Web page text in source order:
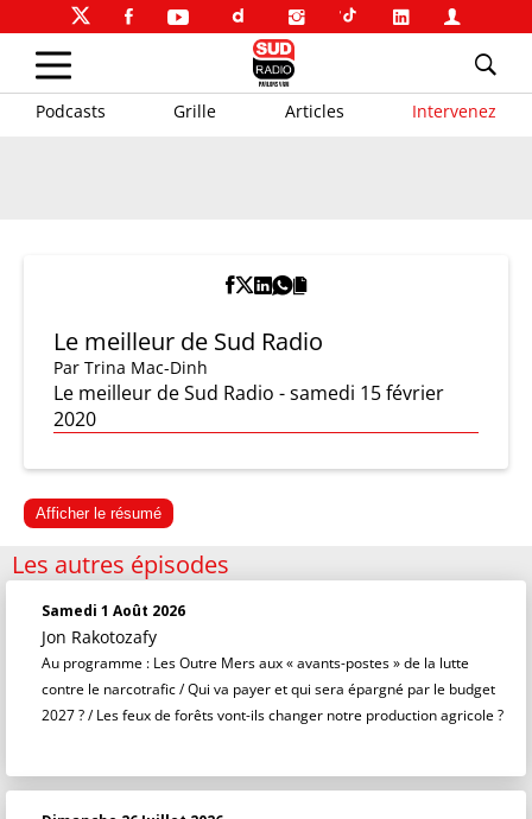
Podcasts Grille Articles Intervenez
Le meilleur de Sud Radio
Par Trina Mac-Dinh
Le meilleur de Sud Radio - samedi 15 février
2020
Afficher le résumé
Les autres épisodes
Samedi 1 Août 2026
Jon Rakotozafy
Au programme : Les Outre Mers aux « avants-postes » de la lutte
contre le narcotrafic / Qui va payer et qui sera épargné par le budget
2027 ? / Les feux de forêts vont-ils changer notre production agricole ?